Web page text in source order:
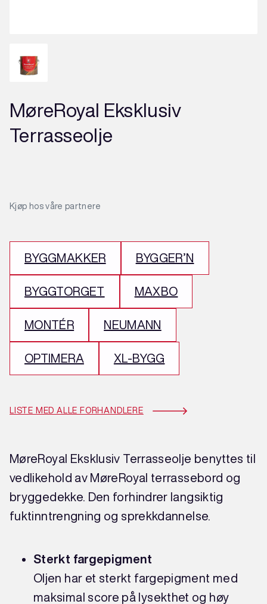
MøreRoyal Eksklusiv
Terrasseolje
MøreRoyal Eksklusiv Terrasseolje benyttes til
vedlikehold av MøreRoyal terrassebord og
bryggedekke. Den forhindrer langsiktig
fuktinntrengning og sprekkdannelse.
Sterkt fargepigment
Oljen har et sterkt fargepigment med
maksimal score på lysekthet og høy
Kjøp hos våre partnere
BYGGMAKKER BYGGER’N
BYGGTORGET MAXBO
MONTÉR NEUMANN
OPTIMERA XL-BYGG
LISTE MED ALLE FORHANDLERE